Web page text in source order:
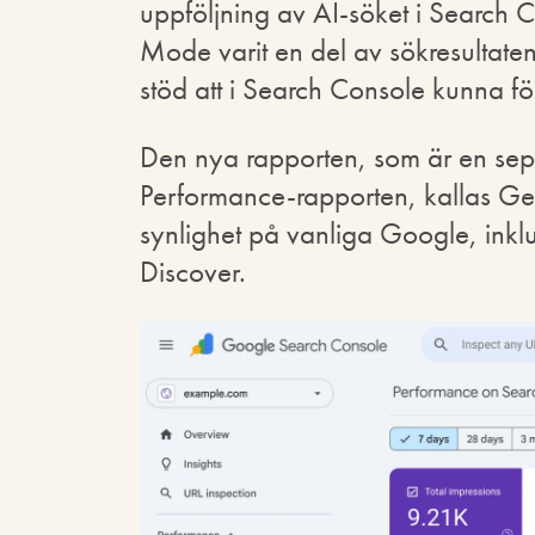
uppföljning av AI-söket i Search
Mode varit en del av
stöd att i Search Console kunna
Den nya rapporten, som är en
Performance-rapporten, kallas
synlighet på vanliga Google,
Discover.